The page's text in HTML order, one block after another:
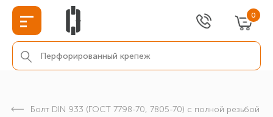
0
Болт DIN 933 (ГОСТ 7798-70, 7805-70) с полной резьбой